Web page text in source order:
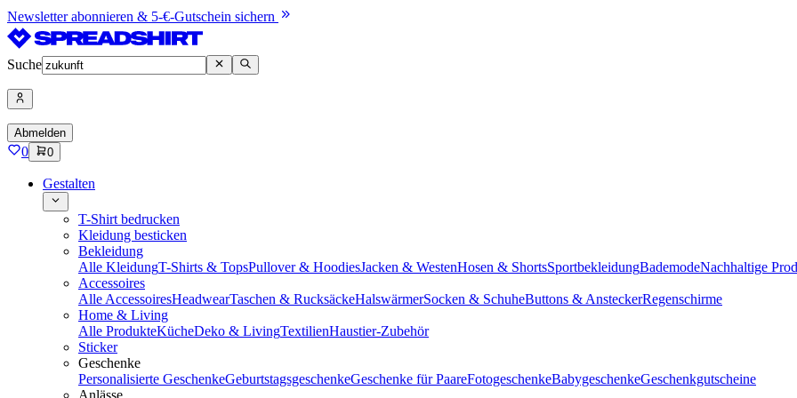
Newsletter abonnieren & 5-€-Gutschein sichern
Suche
Abmelden
0 0
Gestalten
T-Shirt bedrucken
Kleidung besticken
Bekleidung
Alle KleidungT-Shirts & TopsPullover & HoodiesJacken & WestenHosen & ShortsSportbekleidungBademodeNachhaltige
Accessoires
Alle AccessoiresHeadwearTaschen & RucksäckeHalswärmerSocken & SchuheButtons & AnsteckerRegenschirme
Home & Living
Alle ProdukteKücheDeko & LivingTextilienHaustier-Zubehör
Sticker
Geschenke
Personalisierte GeschenkeGeburtstagsgeschenkeGeschenke für PaareFotogeschenkeBabygeschenkeGeschenkgutscheine